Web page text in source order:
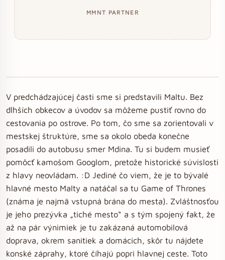
MMNT PARTNER
V predchádzajúcej časti sme si predstavili Maltu. Bez
dlhších obkecov a úvodov sa môžeme pustiť rovno do
cestovania po ostrove. Po tom, čo sme sa zorientovali v
mestskej štruktúre, sme sa okolo obeda konečne
posadili do autobusu smer Mdina. Tu si budem musieť
pomôcť kamošom Googlom, pretože historické súvislosti
z hlavy neovládam. :D Jediné čo viem, že je to bývalé
hlavné mesto Malty a natáčal sa tu Game of Thrones
(známa je najmä vstupná brána do mesta). Zvláštnosťou
je jeho prezývka „tiché mesto“ a s tým spojený fakt, že
až na pár výnimiek je tu zakázaná automobilová
doprava, okrem sanitiek a domácich, skôr tu nájdete
konské záprahy, ktoré číhajú popri hlavnej ceste. Toto